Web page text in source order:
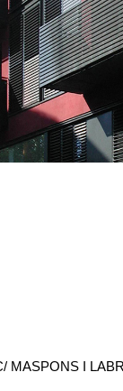
MASPONS I